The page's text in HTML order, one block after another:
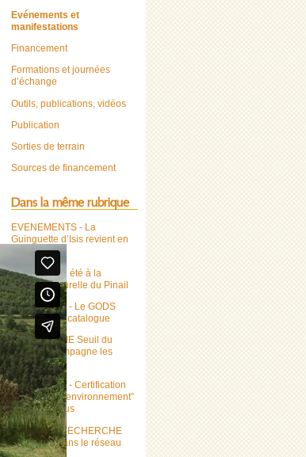
Evénements et
manifestations
Financement
Formations et journées
d’échange
Outils, publications, vidéos
Publication
Sorties de terrain
Sources de financement
Dans la même rubrique
EVENEMENTS - La
Guinguette d’Isis revient en
VISITES - Un été à la
Réserve naturelle du Pinail
FORMATION - Le GODS
propose son catalogue
EAU - Le CPIE Seuil du
Poitou accompagne les
entreprises
FORMATION - Certification
“éduquer à l’environnement”
au CPA Lathus
OFFRES & RECHERCHE
d’EMPLOI dans le réseau